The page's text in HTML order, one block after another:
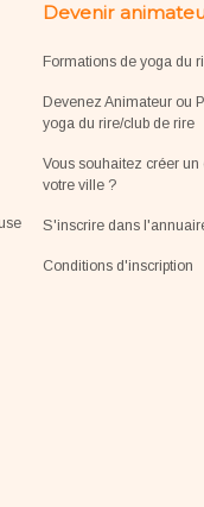
Devenir
Formations de yoga du
Devenez Animateur ou
yoga du rire/club de rire
Vous souhaitez créer un
votre ville ?
S'inscrire dans
Conditions d'inscription